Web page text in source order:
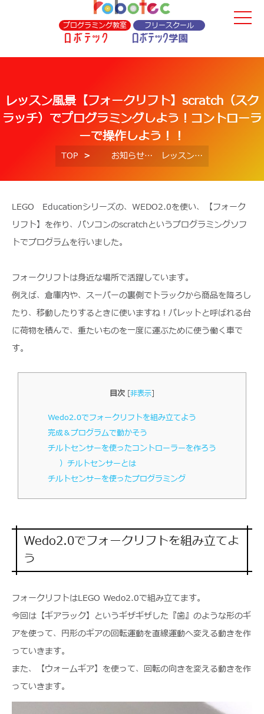
プログラミング教室 フリースクール
レッスン風景【フォークリフト】scratch（スク
ラッチ）でプログラミングしよう！コントローラ
ーで操作しよう！！
TOP お知らせ レッスン風景【フォークリフト】scratch（スクラッチ）でプログラミングしよう！コントローラーで操作しよう！！
LEGO Educationシリーズの、WEDO2.0を使い、【フォーク
リフト】を作り、パソコンのscratchというプログラミングソフ
トでプログラムを行いました。
フォークリフトは身近な場所で活躍しています。
例えば、倉庫内や、スーパーの裏側でトラックから商品を降ろし
たり、移動したりするときに使いますね！パレットと呼ばれる台
に荷物を積んで、重たいものを一度に運ぶために使う働く車で
す。
目次 [非表示]
Wedo2.0でフォークリフトを組み立てよう
完成＆プログラムで動かそう
チルトセンサーを使ったコントローラーを作ろう
）チルトセンサーとは
チルトセンサーを使ったプログラミング
Wedo2.0でフォークリフトを組み立てよ
う
フォークリフトはLEGO Wedo2.0で組み立てます。
今回は【ギアラック】というギザギザした『歯』のような形のギ
アを使って、円形のギアの回転運動を直線運動へ変える動きを作
っていきます。
また、【ウォームギア】を使って、回転の向きを変える動きを作
っていきます。